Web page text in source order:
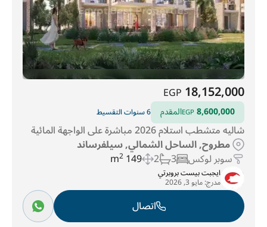
18,152,000
EGP
8,600,000
EGPالمقدم 6 سنوات التقسيط
شاليه متشطب استلام 2026 مباشرة على الواجهة المائية
مطروح, الساحل الشمالي, سيلفرساند
سوبر لوكس 3
2
149 m
2
ايجبت بيست بروبرتي
مدرج:مايو 3, 2026
اتصال